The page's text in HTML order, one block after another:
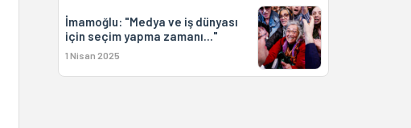
İmamoğlu: "Medya ve iş dünyası
için seçim yapma zamanı..."
1 Nisan 2025